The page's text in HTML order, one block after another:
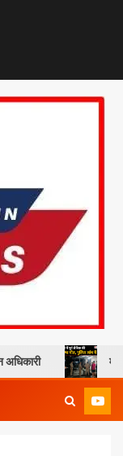
मसूरी में पूर्व